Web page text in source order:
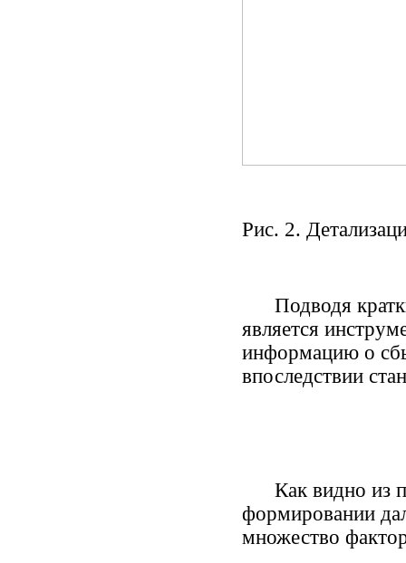
Рис. 2.
Подводя
является
информацию о
впоследствии
Как видно из
формировании
множество